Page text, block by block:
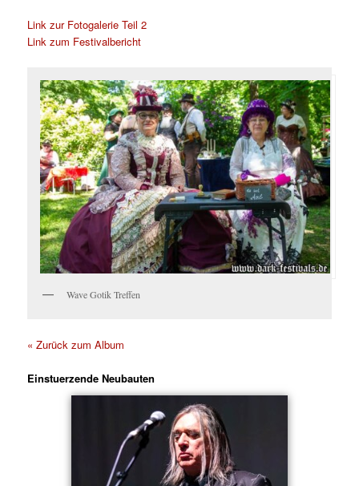
Link zur Fotogalerie Teil 2
Link zum Festivalbericht
Wave Gotik Treffen
« Zurück zum Album
Einstuerzende Neubauten